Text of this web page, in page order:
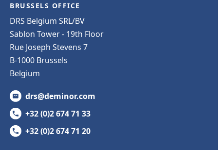
BRUSSELS OFFICE
DRS Belgium SRL/BV
Sablon Tower - 19th Floor
Rue Joseph Stevens 7
B-1000 Brussels
Belgium
drs@deminor.com
+32 (0)2 674 71 33
+32 (0)2 674 71 20